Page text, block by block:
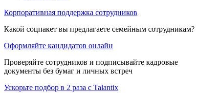
Корпоративная поддержка сотрудников
Какой соцпакет вы предлагаете семейным сотрудникам?
Оформляйте кандидатов онлайн
Проверяйте сотрудников и подписывайте кадровые
документы без бумаг и личных встреч
Ускорьте подбор в 2 раза с Talantix